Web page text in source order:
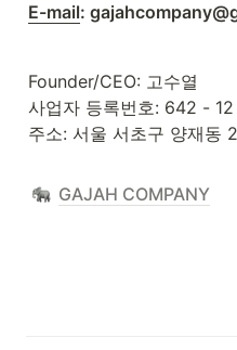
E-mail:
Founder/CEO: 고수열
사업자 등록번호: 642 -
주소: 서울 서초구 양재동
GAJAH COMPANY